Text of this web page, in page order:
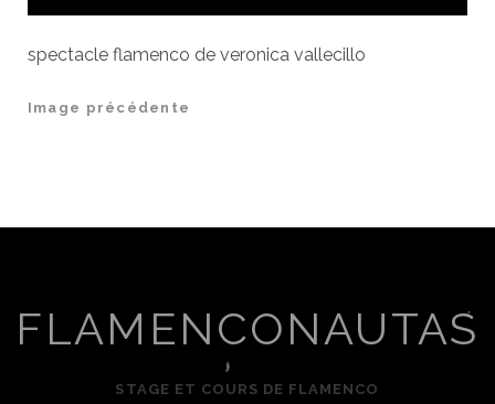
spectacle flamenco de veronica vallecillo
Image précédente
FLAMENCONAUTAS
STAGE ET COURS DE FLAMENCO